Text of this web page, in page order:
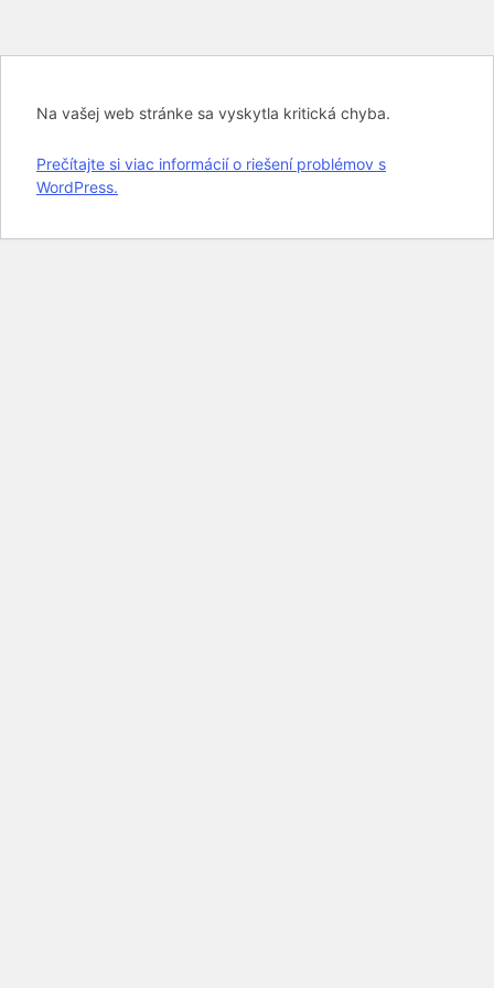
Na vašej web stránke sa vyskytla kritická chyba.
Prečítajte si viac informácií o riešení problémov s
WordPress.